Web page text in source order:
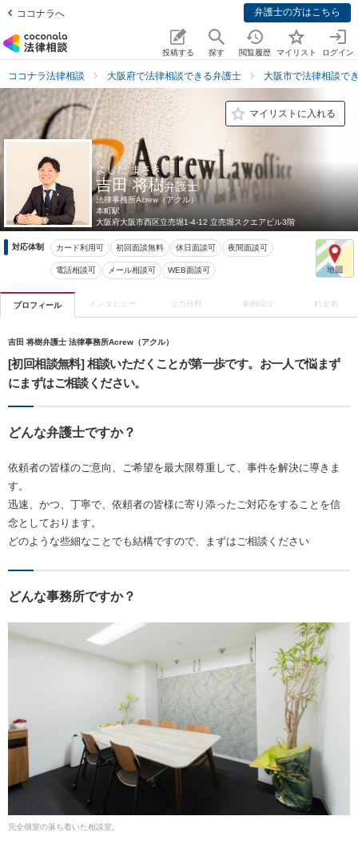
ココナラへ 弁護士の方はこちら
投稿する 探す 閲覧履歴 マイリスト ログイン
ココナラ法律相談 大阪府で法律相談できる弁護士 大阪市で法律相談で
マイリストに入れる
よしだ まさき
吉田 将樹弁護士
法律事務所Acrew（アクル）
本町駅
大阪府大阪市西区立売堀1-4-12 立売堀スクエアビル3階
対応体制 カード利用可 初回面談無料 休日面談可 夜間面談可
電話相談可 メール相談可 WEB面談可
プロフィール インタビュー 注力分野 事例紹介 料金表
吉田 将樹弁護士 法律事務所Acrew（アクル）
[初回相談無料] 相談いただくことが第一歩です。お一人で悩まず
にまずはご相談ください。
どんな弁護士ですか？
依頼者の皆様のご意向、ご希望を最大限尊重して、事件を解決に導きま
す。
迅速、かつ、丁寧で、依頼者の皆様に寄り添ったご対応をすることを信
念としております。
どのような些細なことでも結構ですので、まずはご相談ください
どんな事務所ですか？
完全個室の落ち着いた相談室。